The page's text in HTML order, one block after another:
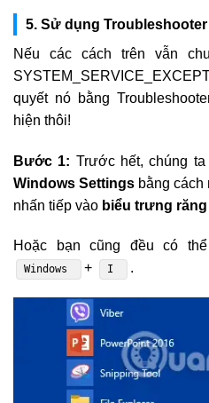
5. Sử dụng
Nếu các cách trên vẫn
quyết nó bằng
hiện thôi!
Bước 1: Trước hết, chúng
Windows Settings bằng cách
nhấn tiếp vào biểu trưng
Hoặc bạn cũng đều có
Windows + I .